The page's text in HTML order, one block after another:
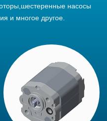
насосы
и многое другое.